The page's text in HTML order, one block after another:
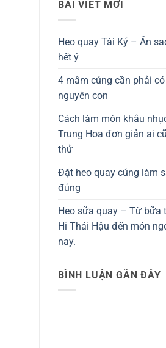
BÀI VIẾT MỚI
Heo quay Tài Ký – Ăn
hết ý
4 mâm cúng cần phải
nguyên con
Cách làm món khâu
Trung Hoa đơn giản ai
thử
Đặt heo quay cúng làm
đúng
Heo sữa quay – Từ bữa
Hi Thái Hậu đến món
nay.
BÌNH LUẬN GẦN ĐÂY